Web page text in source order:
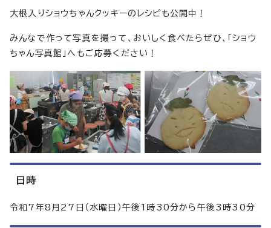
大根入りショウちゃんクッキーのレシピも公開中！
みんなで作って写真を撮って、おいしく食べたらぜひ、「ショウ
ちゃん写真館」へもご応募ください！
日時
令和7年8月27日（水曜日）午後1時30分から午後3時30分